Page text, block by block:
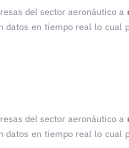
del sector aeronáutico a
en tiempo real lo
del sector aeronáutico a
en tiempo real lo